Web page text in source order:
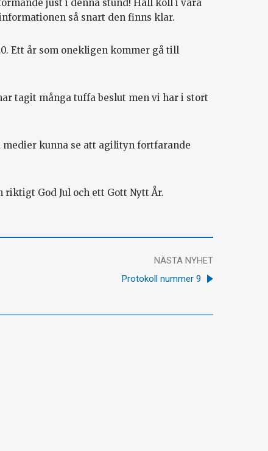
just i denna stund! Håll koll i våra
så snart den finns klar.
Ett år som onekligen kommer gå till
tagit många tuffa beslut men vi har i stort
kunna se att agilityn fortfarande
God Jul och ett Gott Nytt År.
NÄSTA NYHET
Protokoll nummer 9